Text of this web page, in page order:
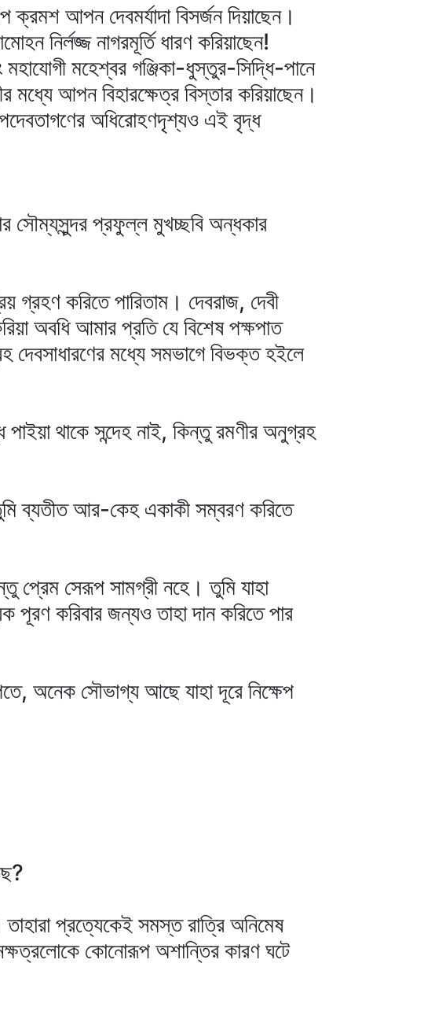
আপন দেবমর্যাদা বিসর্জন দিয়াছেন।
নির্লজ্জ নাগরমূর্তি ধারণ করিয়াছেন!
মহেশ্বর গঞ্জিকা-ধুস্তুর-সিদ্ধি-পানে
মধ্যে আপন বিহারক্ষেত্র বিস্তার করিয়াছেন।
অধিরোহণদৃশ্যও এই বৃদ্ধ
সৌম্যসুন্দর প্রফুল্ল মুখচ্ছবি অন্ধকার
গ্রহণ করিতে পারিতাম। দেবরাজ, দেবী
অবধি আমার প্রতি যে বিশেষ পক্ষপাত
মধ্যে সমভাগে বিভক্ত হইলে
থাকে সন্দেহ নাই, কিন্তু রমণীর অনুগ্রহ
ব্যতীত আর-কেহ একাকী সম্বরণ করিতে
প্রেম সেরূপ সামগ্রী নহে। তুমি যাহা
পূরণ করিবার জন্যও তাহা দান করিতে পার
অনেক সৌভাগ্য আছে যাহা দূরে নিক্ষেপ
প্রত্যেকেই সমস্ত রাত্রি অনিমেষ
নক্ষত্রলোকে কোনোরূপ অশান্তির কারণ ঘটে